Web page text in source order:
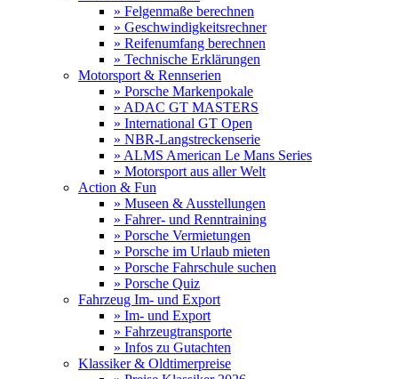
» Felgenmaße berechnen
» Geschwindigkeitsrechner
» Reifenumfang berechnen
» Technische Erklärungen
Motorsport & Rennserien
» Porsche Markenpokale
» ADAC GT MASTERS
» International GT Open
» NBR-Langstreckenserie
» ALMS American Le Mans Series
» Motorsport aus aller Welt
Action & Fun
» Museen & Ausstellungen
» Fahrer- und Renntraining
» Porsche Vermietungen
» Porsche im Urlaub mieten
» Porsche Fahrschule suchen
» Porsche Quiz
Fahrzeug Im- und Export
» Im- und Export
» Fahrzeugtransporte
» Infos zu Gutachten
Klassiker & Oldtimerpreise